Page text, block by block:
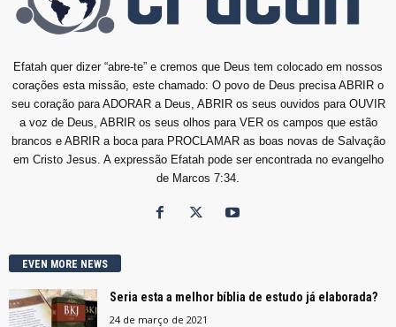
Efatah quer dizer “abre-te” e cremos que Deus tem colocado em nossos
corações esta missão, este chamado: O povo de Deus precisa ABRIR o
seu coração para ADORAR a Deus, ABRIR os seus ouvidos para OUVIR
a voz de Deus, ABRIR os seus olhos para VER os campos que estão
brancos e ABRIR a boca para PROCLAMAR as boas novas de Salvação
em Cristo Jesus. A expressão Efatah pode ser encontrada no evangelho
de Marcos 7:34.
EVEN MORE NEWS
Seria esta a melhor bíblia de estudo já elaborada?
24 de março de 2021